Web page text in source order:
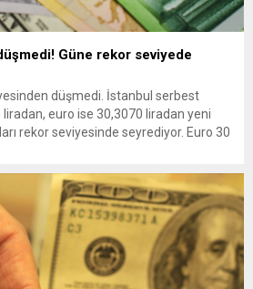
Güne rekor seviyede
düşmedi. İstanbul serbest
euro ise 30,3070 liradan yeni
rekor seviyesinde seyrediyor. Euro 30
19 Temmuz Çarşamba gününe